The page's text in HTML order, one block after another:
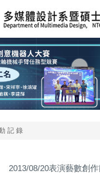
記 錄
2013/08/20表演藝數創作